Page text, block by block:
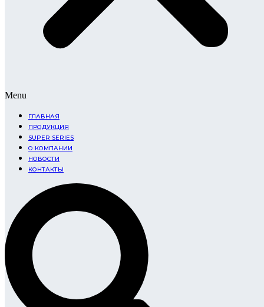
Menu
ГЛАВНАЯ
ПРОДУКЦИЯ
SUPER SERIES
О КОМПАНИИ
НОВОСТИ
КОНТАКТЫ